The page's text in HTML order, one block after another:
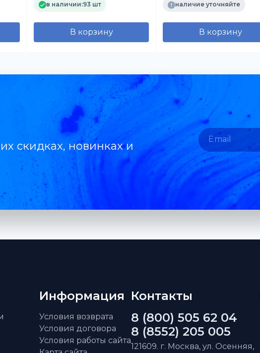
в наличии:93 шт
В корзину
наличие уточняйте
В корзину
скидках, новинках и
Информация
Условия возврата
Условия договора
Условия работы сайта
Контакты
8 (800) 505 62 04
8 (8552) 205 005
121609. г. Москва, ул. Осенняя,